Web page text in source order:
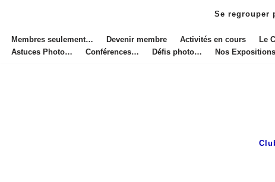
Se regrouper
Membres seulement… Devenir membre Activités en cours Le
Astuces Photo…
Conférences… Défis photo… Nos